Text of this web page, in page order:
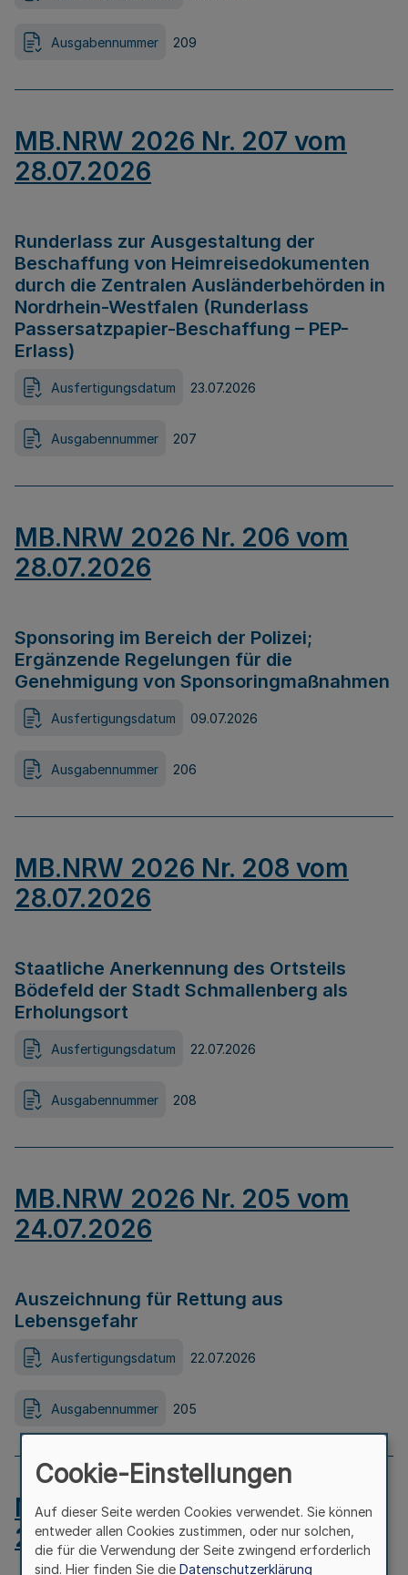
Ausgabennummer 209
MB.NRW 2026 Nr. 207 vom
28.07.2026
Runderlass zur Ausgestaltung der
Beschaffung von Heimreisedokumenten
durch die Zentralen Ausländerbehörden in
Nordrhein-Westfalen (Runderlass
Passersatzpapier-Beschaffung – PEP-
Erlass)
Ausfertigungsdatum 23.07.2026
Ausgabennummer 207
MB.NRW 2026 Nr. 206 vom
28.07.2026
Sponsoring im Bereich der Polizei;
Ergänzende Regelungen für die
Genehmigung von Sponsoringmaßnahmen
Ausfertigungsdatum 09.07.2026
Ausgabennummer 206
MB.NRW 2026 Nr. 208 vom
28.07.2026
Staatliche Anerkennung des Ortsteils
Bödefeld der Stadt Schmallenberg als
Erholungsort
Ausfertigungsdatum 22.07.2026
Ausgabennummer 208
MB.NRW 2026 Nr. 205 vom
24.07.2026
Auszeichnung für Rettung aus
Lebensgefahr
Ausfertigungsdatum 22.07.2026
Ausgabennummer 205
MB.NRW 2026 Nr. 204 vom
24.07.2026
Cookie-Einstellungen
Auf dieser Seite werden Cookies verwendet. Sie können
entweder allen Cookies zustimmen, oder nur solchen,
die für die Verwendung der Seite zwingend erforderlich
sind. Hier finden Sie die Datenschutzerklärung